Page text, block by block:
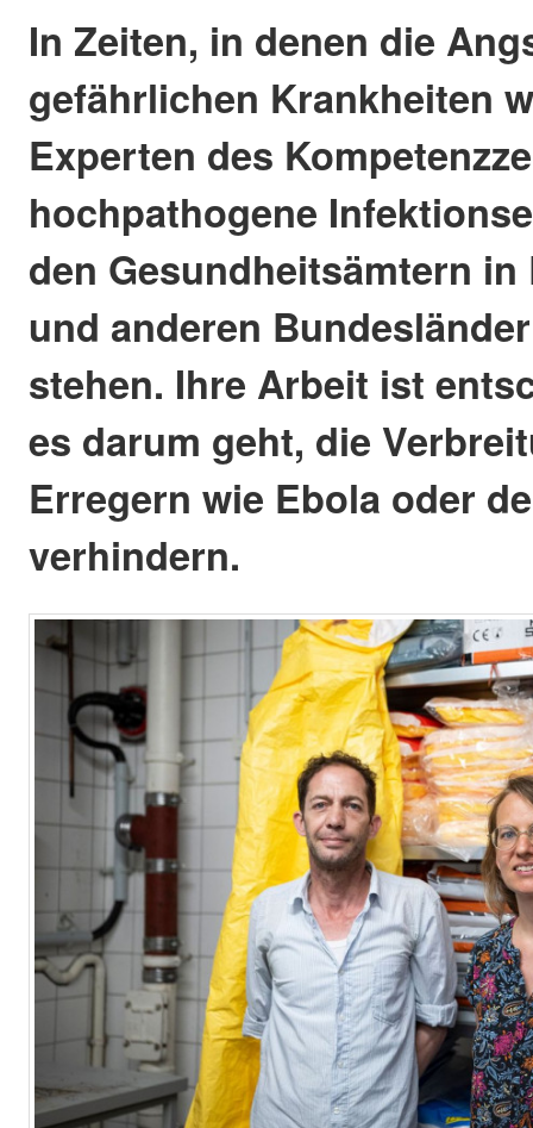
In Zeiten, in denen die
gefährlichen Krankheiten
Experten des
hochpathogene
den Gesundheitsämtern in
und anderen
stehen. Ihre Arbeit ist
es darum geht, die
Erregern wie Ebola oder
verhindern.